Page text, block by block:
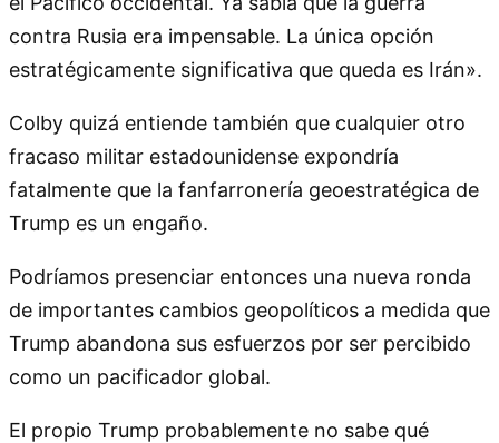
contra Rusia era impensable. La única opción
estratégicamente significativa que queda es Irán».
Colby quizá entiende también que cualquier otro
fracaso militar estadounidense expondría
fatalmente que la fanfarronería geoestratégica de
Trump es un engaño.
Podríamos presenciar entonces una nueva ronda
de importantes cambios geopolíticos a medida que
Trump abandona sus esfuerzos por ser percibido
como un pacificador global.
El propio Trump probablemente no sabe qué